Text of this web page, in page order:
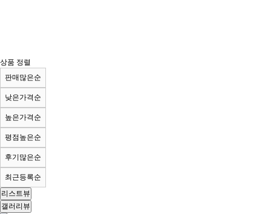
상품 정렬
판매많은순
낮은가격순
높은가격순
평점높은순
후기많은순
최근등록순
리스트뷰
갤러리뷰